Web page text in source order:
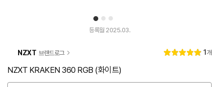
1 2 3
튜
등록월 2025.03.
NZXT 브랜드로그
별
5.
리
1개
NZXT KRAKEN 360 RGB (화이트)